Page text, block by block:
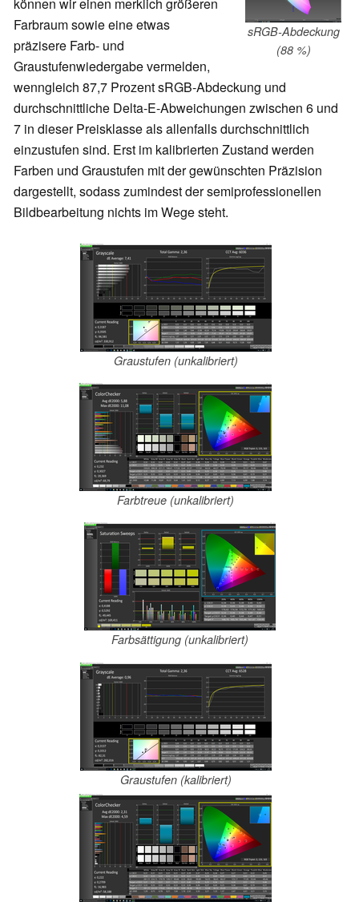
sRGB-Abdeckung
(88 %)
Farbraum sowie eine etwas
präzisere Farb- und
Graustufenwiedergabe vermelden,
wenngleich 87,7 Prozent sRGB-Abdeckung und
durchschnittliche Delta-E-Abweichungen zwischen 6 und
7 in dieser Preisklasse als allenfalls durchschnittlich
einzustufen sind. Erst im kalibrierten Zustand werden
Farben und Graustufen mit der gewünschten Präzision
dargestellt, sodass zumindest der semiprofessionellen
Bildbearbeitung nichts im Wege steht.
Graustufen (unkalibriert)
Farbtreue (unkalibriert)
Farbsättigung (unkalibriert)
Graustufen (kalibriert)